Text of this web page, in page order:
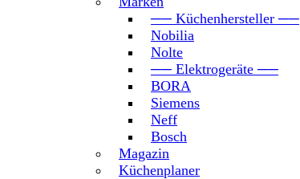
── Küchenhersteller ──
Nobilia
Nolte
── Elektrogeräte ──
BORA
Siemens
Neff
Bosch
Magazin
Küchenplaner